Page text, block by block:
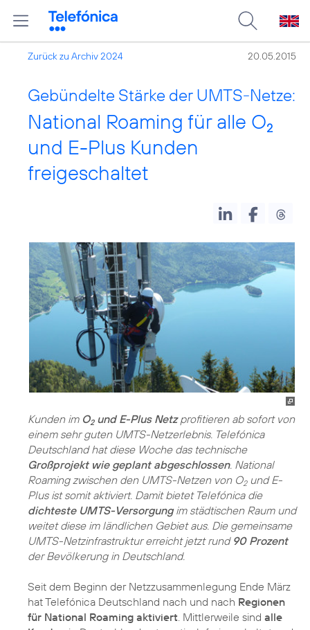
Zurück zu Archiv 2024 20.05.2015
Gebündelte Stärke der UMTS-Netze:
National Roaming für alle O2
und E-Plus Kunden
freigeschaltet
Kunden im O2und E-Plus Netzprofitieren ab sofort von
einem sehr guten UMTS-Netzerlebnis. Telefónica
Deutschland hat diese Woche das technische
Großprojekt wie geplant abgeschlossen. National
Roaming zwischen den UMTS-Netzen von O2und E-
Plus ist somit aktiviert. Damit bietet Telefónica die
dichteste UMTS-Versorgungim städtischen Raum und
weitet diese im ländlichen Gebiet aus. Die gemeinsame
UMTS-Netzinfrastruktur erreicht jetzt rund 90 Prozent
der Bevölkerung in Deutschland.
Seit dem Beginn der Netzzusammenlegung Ende März
hat Telefónica Deutschland nach und nach Regionen
für National Roaming aktiviert . Mittlerweile sind alle